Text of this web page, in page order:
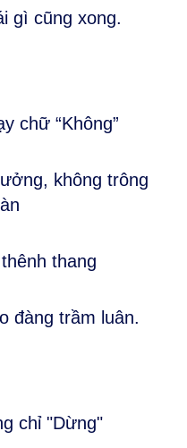
gì cũng xong.
chữ “Không”
không trông
thang
đàng trầm luân.
chỉ "Dừng"